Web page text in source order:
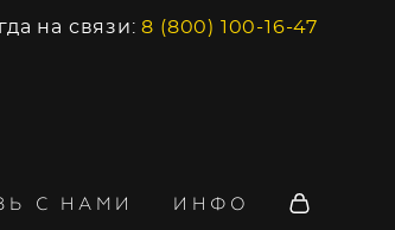
на связи:8 (800) 100-16-47
С НАМИ ИНФО